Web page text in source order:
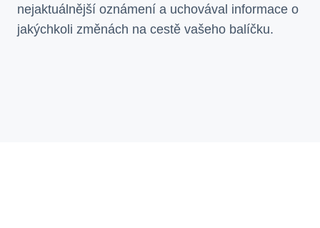
nejaktuálnější oznámení a uchovával informace o
jakýchkoli změnách na cestě vašeho balíčku.